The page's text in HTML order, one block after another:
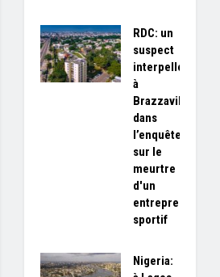
RDC: un
suspect
interpellé
à
Brazzaville
dans
l’enquête
sur le
meurtre
d'un
entrepreneur
sportif
Nigeria: